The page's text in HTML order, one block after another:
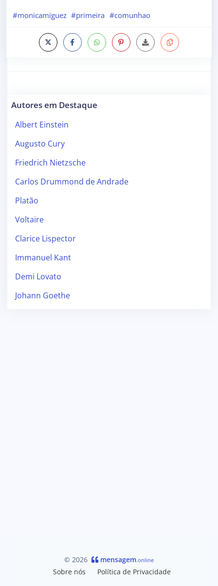
#monicamiguez #primeira #comunhao
Autores em Destaque
Albert Einstein
Augusto Cury
Friedrich Nietzsche
Carlos Drummond de Andrade
Platão
Voltaire
Clarice Lispector
Immanuel Kant
Demi Lovato
Johann Goethe
© 2026 mensagem.online
Sobre nós Política de Privacidade